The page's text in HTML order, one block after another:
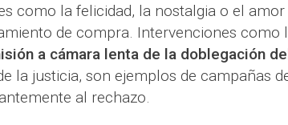
como la felicidad, la nostalgia o el
de compra. Intervenciones como
a cámara lenta de la doblegación
la justicia, son ejemplos de campañas
al rechazo.